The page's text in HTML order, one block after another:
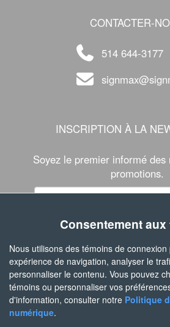
CONTACTER-
514 644-3177
INSCRIPTION À LA
Soyez le premier informé des
promotions.
SUIVEZ-
Consentement
Nous utilisons des témoins de
expérience de navigation, analyser le
personnaliser le contenu. Vous pouvez
témoins ou personnaliser vos
d'information, consulter notre Politique
numérique.